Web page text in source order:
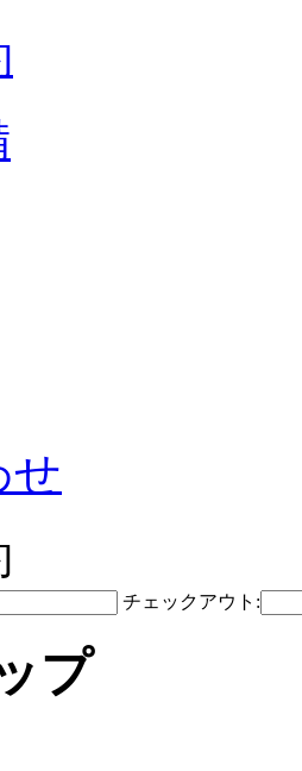
せ
チェックアウト:
プ